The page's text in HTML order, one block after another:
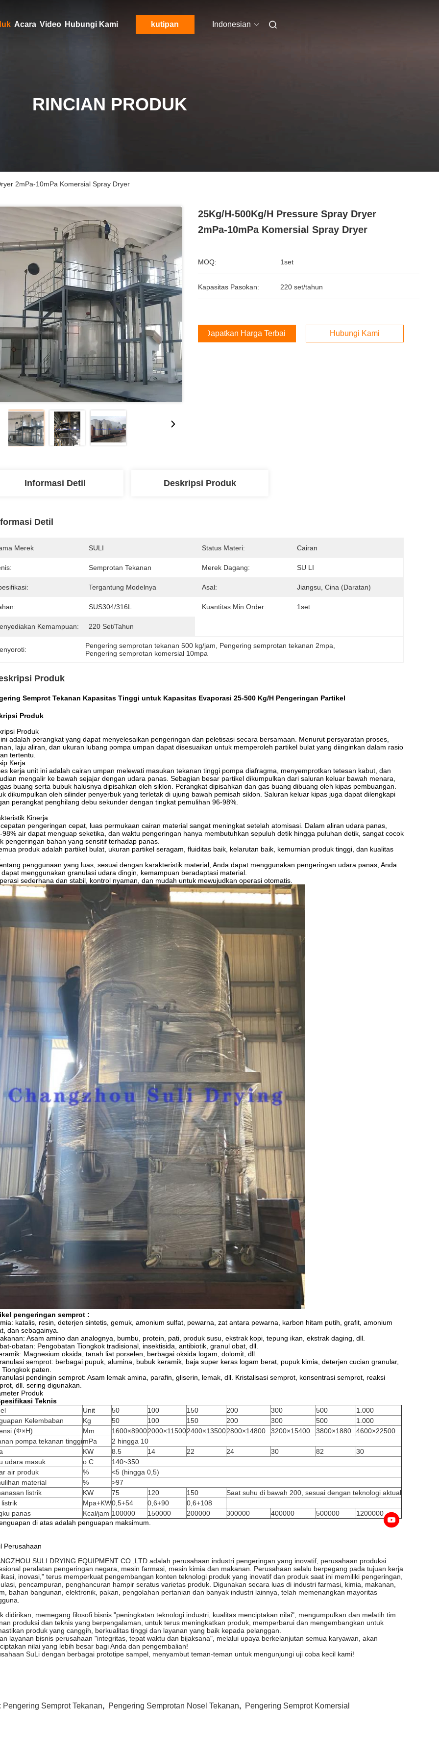
Acara Video Hubungi Kami kutipan Indonesian
RINCIAN PRODUK
2mPa-10mPa Komersial Spray Dryer
25Kg/H-500Kg/H Pressure Spray Dryer
2mPa-10mPa Komersial Spray Dryer
MOQ: 1set
Kapasitas Pasokan: 220 set/tahun
Dapatkan Harga Terbaik Hubungi Kami
Informasi Detil Deskripsi Produk
Detil
Merek SULI Status Materi: Cairan
Semprotan Tekanan Merek Dagang: SU LI
Tergantung Modelnya Asal: Jiangsu, Cina (Daratan)
SUS304/316L Kuantitas Min Order: 1set
Kemampuan: 220 Set/tahun
Pengering semprotan tekanan 500 kg/jam Pengering semprotan tekanan 2mpa
Pengering semprotan komersial 10mpa
Produk
Semprot Tekanan Kapasitas Tinggi untuk Kapasitas Evaporasi 25-500 Kg/H Pengeringan Partikel
Produk
Produk
adalah perangkat yang dapat menyelesaikan pengeringan dan peletisasi secara bersamaan. Menurut persyaratan proses,
laju aliran, dan ukuran lubang pompa umpan dapat disesuaikan untuk memperoleh partikel bulat yang diinginkan dalam rasio
tertentu.
Kerja
kerja unit ini adalah cairan umpan melewati masukan tekanan tinggi pompa diafragma, menyemprotkan tetesan kabut, dan
mengalir ke bawah sejajar dengan udara panas. Sebagian besar partikel dikumpulkan dari saluran keluar bawah menara,
buang serta bubuk halusnya dipisahkan oleh siklon. Perangkat dipisahkan dan gas buang dibuang oleh kipas pembuangan.
dikumpulkan oleh silinder penyerbuk yang terletak di ujung bawah pemisah siklon. Saluran keluar kipas juga dapat dilengkapi
perangkat penghilang debu sekunder dengan tingkat pemulihan 96-98%.
Kinerja
pengeringan cepat, luas permukaan cairan material sangat meningkat setelah atomisasi. Dalam aliran udara panas,
98% air dapat menguap seketika, dan waktu pengeringan hanya membutuhkan sepuluh detik hingga puluhan detik, sangat cocok
pengeringan bahan yang sensitif terhadap panas.
produk adalah partikel bulat, ukuran partikel seragam, fluiditas baik, kelarutan baik, kemurnian produk tinggi, dan kualitas
penggunaan yang luas, sesuai dengan karakteristik material, Anda dapat menggunakan pengeringan udara panas, Anda
menggunakan granulasi udara dingin, kemampuan beradaptasi material.
sederhana dan stabil, kontrol nyaman, dan mudah untuk mewujudkan operasi otomatis.
pengeringan semprot :
katalis, resin, deterjen sintetis, gemuk, amonium sulfat, pewarna, zat antara pewarna, karbon hitam putih, grafit, amonium
dan sebagainya.
Asam amino dan analognya, bumbu, protein, pati, produk susu, ekstrak kopi, tepung ikan, ekstrak daging, dll.
obatan: Pengobatan Tiongkok tradisional, insektisida, antibiotik, granul obat, dll.
Magnesium oksida, tanah liat porselen, berbagai oksida logam, dolomit, dll.
semprot: berbagai pupuk, alumina, bubuk keramik, baja super keras logam berat, pupuk kimia, deterjen cucian granular,
paten.
pendingin semprot: Asam lemak amina, parafin, gliserin, lemak, dll. Kristalisasi semprot, konsentrasi semprot, reaksi
dll. sering digunakan.
Produk
Teknis
Unit 50 100 150 200 300 500
1.000
Kelembaban
Kg 50 100 150 200 300 500
1.000
(Ф×H)
Mm 1600×89002000×115002400×135002800×14800 3200×15400 3800×1880
4600×22500
pompa tekanan tinggimPa
2 hingga 10
KW 8.5 14 22 24 30 82
30
udara masuk
o C
140~350
air produk
%
<5 (hingga 0,5)
material
%
>97
listrik
KW 75 120 150
Saat suhu di bawah 200, sesuai dengan teknologi aktual
Mpa+KW0,5+54 0,6+90
0,6+108
panas
Kcal/jam 100000 150000 200000 300000 400000 500000
1200000
di atas adalah penguapan maksimum.
Perusahaan
SULI DRYING EQUIPMENT CO.,LTD.adalah perusahaan industri pengeringan yang inovatif, perusahaan produksi
peralatan pengeringan negara, mesin farmasi, mesin kimia dan makanan. Perusahaan selalu berpegang pada tujuan kerja
inovasi," terus memperkuat pengembangan konten teknologi produk yang inovatif dan produk saat ini memiliki pengeringan,
pencampuran, penghancuran hampir seratus varietas produk. Digunakan secara luas di industri farmasi, kimia, makanan,
bahan bangunan, elektronik, pakan, pengolahan pertanian dan banyak industri lainnya, telah memenangkan mayoritas
didirikan, memegang filosofi bisnis "peningkatan teknologi industri, kualitas menciptakan nilai", mengumpulkan dan melatih tim
produksi dan teknis yang berpengalaman, untuk terus meningkatkan produk, memperbarui dan mengembangkan untuk
produk yang canggih, berkualitas tinggi dan layanan yang baik kepada pelanggan.
layanan bisnis perusahaan "integritas, tepat waktu dan bijaksana", melalui upaya berkelanjutan semua karyawan, akan
nilai yang lebih besar bagi Anda dan pengembalian!
SuLi dengan berbagai prototipe sampel, menyambut teman-teman untuk mengunjungi uji coba kecil kami!
Pengering Semprot Tekanan, Pengering Semprotan Nosel Tekanan, Pengering Semprot Komersial